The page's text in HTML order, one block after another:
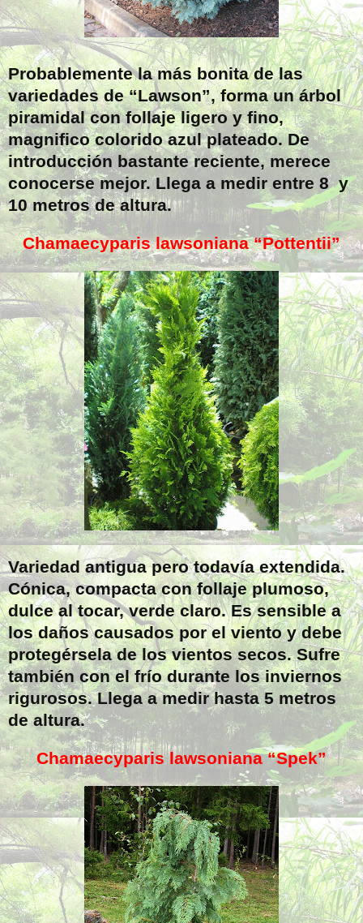
Probablemente la más bonita de las
variedades de “Lawson”, forma un árbol
piramidal con follaje ligero y fino,
magnifico colorido azul plateado. De
introducción bastante reciente, merece
conocerse mejor. Llega a medir entre 8 y
10 metros de altura.
Chamaecyparis lawsoniana “Pottentii”
Variedad antigua pero todavía extendida.
Cónica, compacta con follaje plumoso,
dulce al tocar, verde claro. Es sensible a
los daños causados por el viento y debe
protegérsela de los vientos secos. Sufre
también con el frío durante los inviernos
rigurosos. Llega a medir hasta 5 metros
de altura.
Chamaecyparis lawsoniana “Spek”